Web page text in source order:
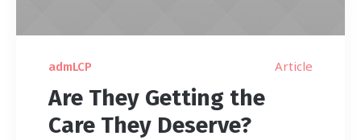
admLCP Article
Are They Getting the
Care They Deserve?